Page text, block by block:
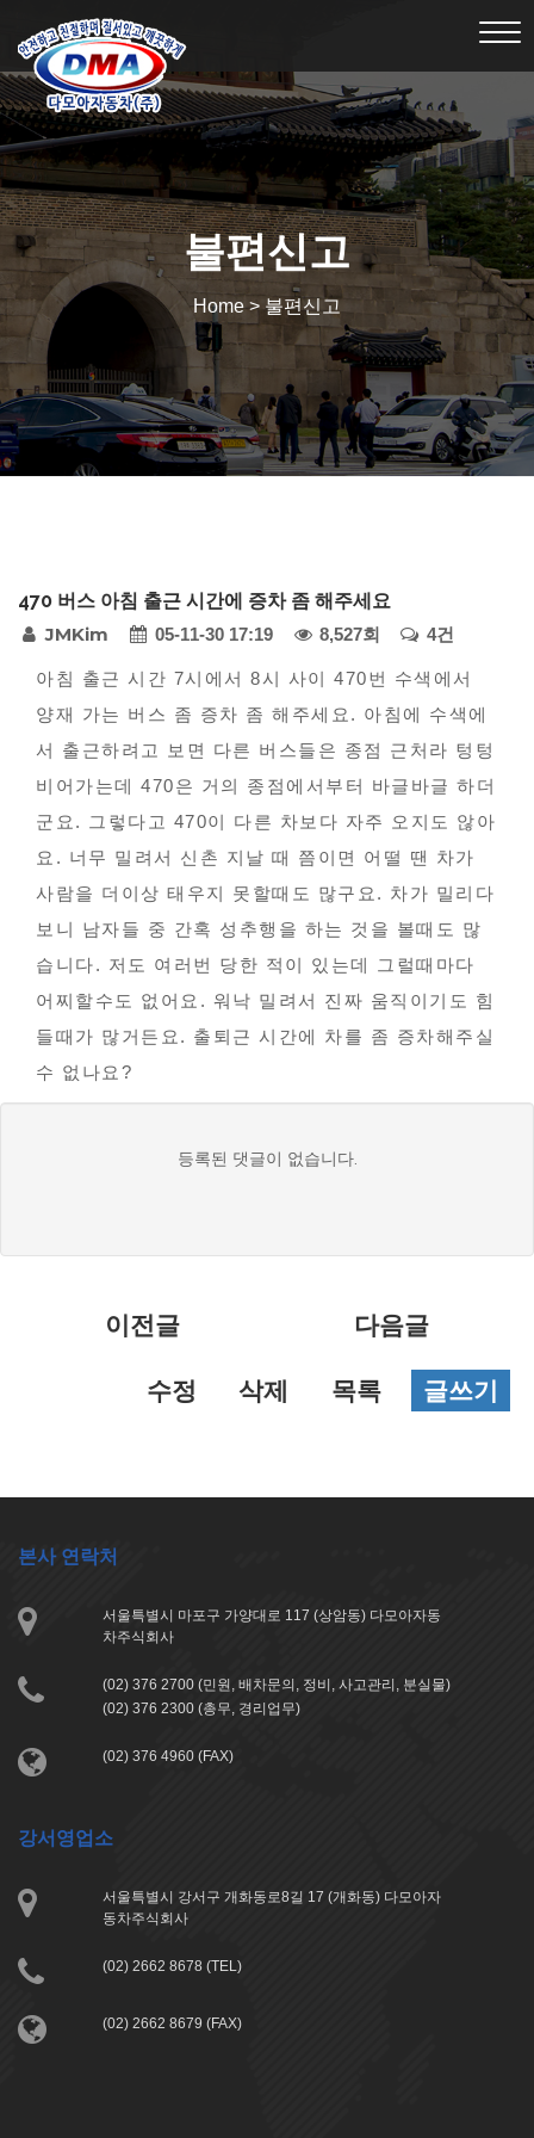
불편신고
Home > 불편신고
470 버스 아침 출근 시간에 증차 좀 해주세요
페
이
지
정
보
JMKim 05-11-30 17:19 8,527회 4건
본
문
아침 출근 시간 7시에서 8시 사이 470번 수색에서
양재 가는 버스 좀 증차 좀 해주세요. 아침에 수색에
서 출근하려고 보면 다른 버스들은 종점 근처라 텅텅
비어가는데 470은 거의 종점에서부터 바글바글 하더
군요. 그렇다고 470이 다른 차보다 자주 오지도 않아
요. 너무 밀려서 신촌 지날 때 쯤이면 어떨 땐 차가
사람을 더이상 태우지 못할때도 많구요. 차가 밀리다
보니 남자들 중 간혹 성추행을 하는 것을 볼때도 많
습니다. 저도 여러번 당한 적이 있는데 그럴때마다
어찌할수도 없어요. 워낙 밀려서 진짜 움직이기도 힘
들때가 많거든요. 출퇴근 시간에 차를 좀 증차해주실
수 없나요?
등록된 댓글이 없습니다.
이전글 다음글
수정 삭제 목록 글쓰기
본사 연락처
서울특별시 마포구 가양대로 117 (상암동) 다모아자동
차주식회사
(02) 376 2700 (민원, 배차문의, 정비, 사고관리, 분실물)
(02) 376 2300 (총무, 경리업무)
(02) 376 4960 (FAX)
강서영업소
서울특별시 강서구 개화동로8길 17 (개화동) 다모아자
동차주식회사
(02) 2662 8678 (TEL)
(02) 2662 8679 (FAX)